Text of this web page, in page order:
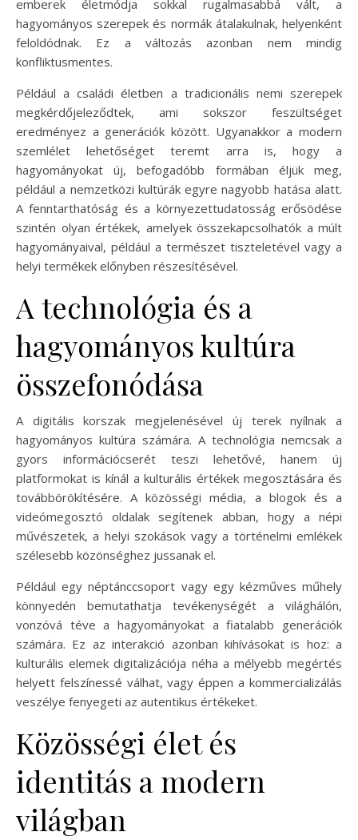
emberek életmódja sokkal rugalmasabbá vált, a
hagyományos szerepek és normák átalakulnak, helyenként
feloldódnak. Ez a változás azonban nem mindig
konfliktusmentes.
Például a családi életben a tradicionális nemi szerepek
megkérdőjeleződtek, ami sokszor feszültséget
eredményez a generációk között. Ugyanakkor a modern
szemlélet lehetőséget teremt arra is, hogy a
hagyományokat új, befogadóbb formában éljük meg,
például a nemzetközi kultúrák egyre nagyobb hatása alatt.
A fenntarthatóság és a környezettudatosság erősödése
szintén olyan értékek, amelyek összekapcsolhatók a múlt
hagyományaival, például a természet tiszteletével vagy a
helyi termékek előnyben részesítésével.
A technológia és a
hagyományos kultúra
összefonódása
A digitális korszak megjelenésével új terek nyílnak a
hagyományos kultúra számára. A technológia nemcsak a
gyors információcserét teszi lehetővé, hanem új
platformokat is kínál a kulturális értékek megosztására és
továbbörökítésére. A közösségi média, a blogok és a
videómegosztó oldalak segítenek abban, hogy a népi
művészetek, a helyi szokások vagy a történelmi emlékek
szélesebb közönséghez jussanak el.
Például egy néptánccsoport vagy egy kézműves műhely
könnyedén bemutathatja tevékenységét a világhálón,
vonzóvá téve a hagyományokat a fiatalabb generációk
számára. Ez az interakció azonban kihívásokat is hoz: a
kulturális elemek digitalizációja néha a mélyebb megértés
helyett felszínessé válhat, vagy éppen a kommercializálás
veszélye fenyegeti az autentikus értékeket.
Közösségi élet és
identitás a modern
világban